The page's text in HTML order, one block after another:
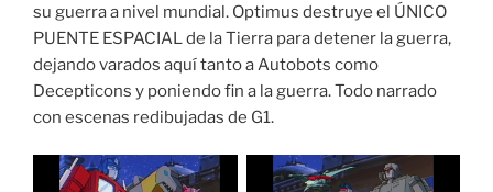
su guerra a nivel mundial. Optimus destruye el ÚNICO
PUENTE ESPACIAL de la Tierra para detener la guerra,
dejando varados aquí tanto a Autobots como
Decepticons y poniendo fin a la guerra. Todo narrado
con escenas redibujadas de G1.